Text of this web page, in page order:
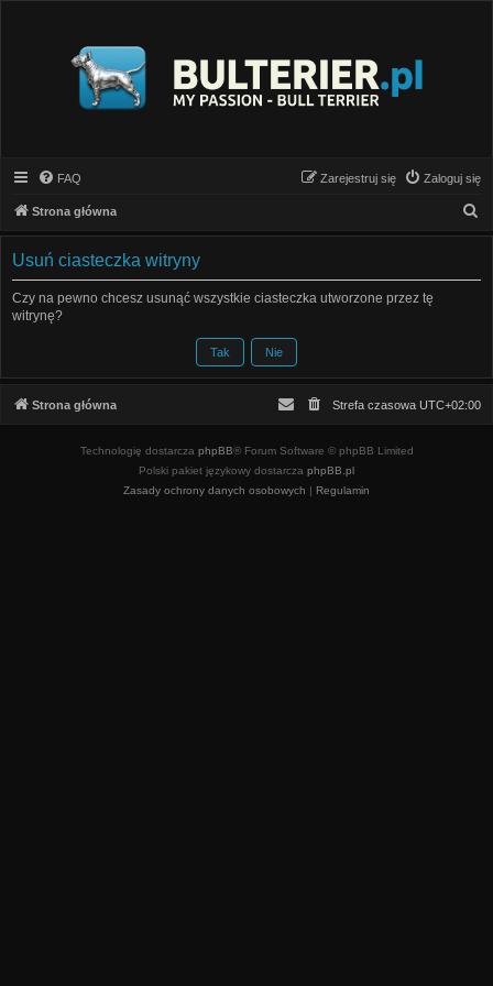
FAQ Zaloguj się
Zarejestruj się
Strona główna
z
Usuń ciasteczka witryny
Czy na pewno chcesz usunąć wszystkie ciasteczka utworzone przez tę
witrynę?
Strona główna Strefa czasowa UTC+02:00
Technologię dostarcza phpBB® Forum Software © phpBB Limited
Polski pakiet językowy dostarcza phpBB.pl
Zasady ochrony danych osobowych | Regulamin